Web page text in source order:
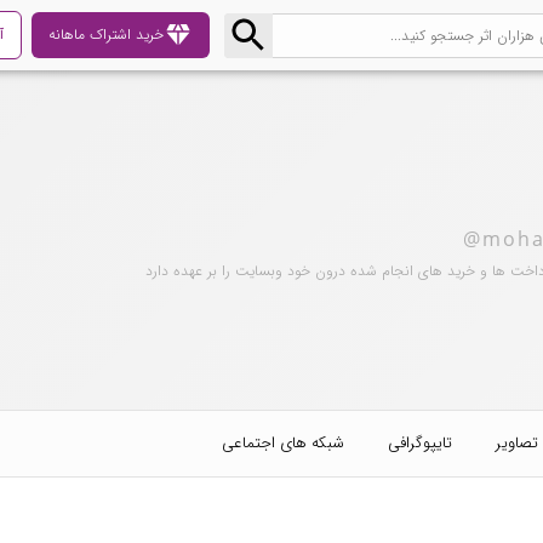
diamondخرید اشتراک ماهانه
ها و خرید های انجام شده درون خود وبسایت را بر عهده دارد
تصاویر تایپوگرافی شبکه های اجتماعی